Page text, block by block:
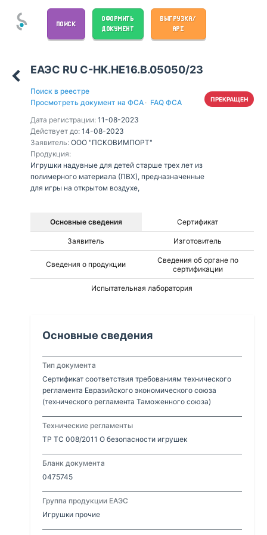
ПОИСК
ОФОРМИТЬ
ДОКУМЕНТ
ВЫГРУЗКА/
API
ЕАЭС RU С-HK.НЕ16.В.05050/23
Поиск в реестре
Просмотреть документ на ФСА · FAQ ФСА
Дата регистрации: 11-08-2023
Действует до: 14-08-2023
Заявитель: ООО "ПСКОВИМПОРТ"
Продукция:
Игрушки надувные для детей старше трех лет из
полимерного материала (ПВХ), предназначенные
для игры на открытом воздухе,
ПРЕКРАЩЕН
Основные сведения Сертификат
Заявитель Изготовитель
Сведения о продукции
Сведения об органе по
сертификации
Испытательная лаборатория
Основные сведения
Тип документа
Сертификат соответствия требованиям технического
регламента Евразийского экономического союза
(технического регламента Таможенного союза)
Технические регламенты
ТР ТС 008/2011 О безопасности игрушек
Бланк документа
0475745
Группа продукции ЕАЭС
Игрушки прочие